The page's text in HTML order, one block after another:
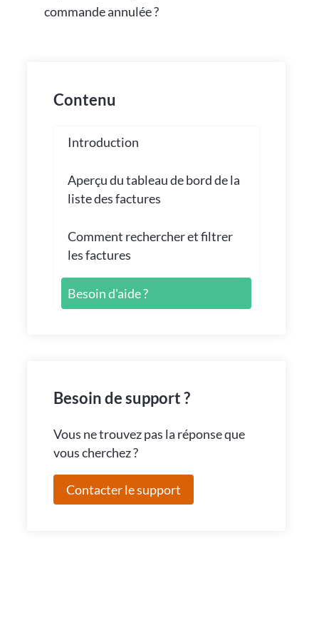
commande annulée ?
Contenu
Introduction
Aperçu du tableau de bord de la
liste des factures
Comment rechercher et filtrer
les factures
Besoin d'aide ?
Besoin de support ?
Vous ne trouvez pas la réponse que
vous cherchez ?
Contacter le support